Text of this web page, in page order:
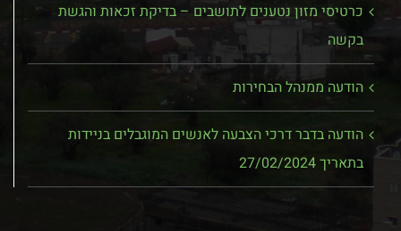
כרטיסי מזון נטענים לתושבים – בדיקת זכאות והגשת
בקשה
הודעה ממנהל הבחירות
הודעה בדבר דרכי הצבעה לאנשים המוגבלים בניידות
בתאריך 27/02/2024